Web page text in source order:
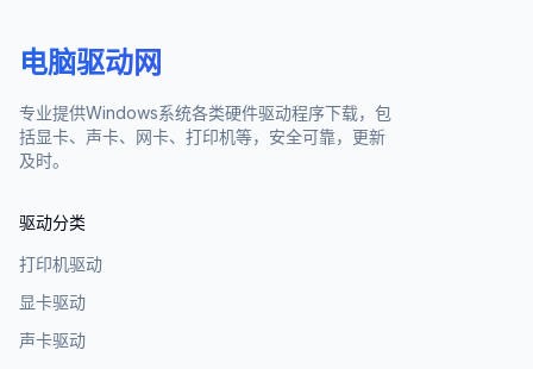
电脑驱动网
专业提供Windows系统各类硬件驱动程序下载，包
括显卡、声卡、网卡、打印机等，安全可靠，更新
及时。
驱动分类
打印机驱动
显卡驱动
声卡驱动